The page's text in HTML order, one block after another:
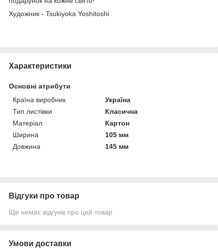
Художник - Tsukiyoka Yoshitoshi
Характеристики
Основні атрибути
Країна виробник
Україна
Тип листівки
Класична
Матеріал
Картон
Ширина
105 мм
Довжина
145 мм
Відгуки про товар
Ще немає відгуків про цей товар
Умови доставки